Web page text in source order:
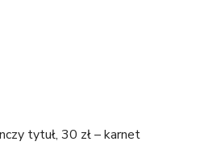
tytuł, 30 zł – karnet